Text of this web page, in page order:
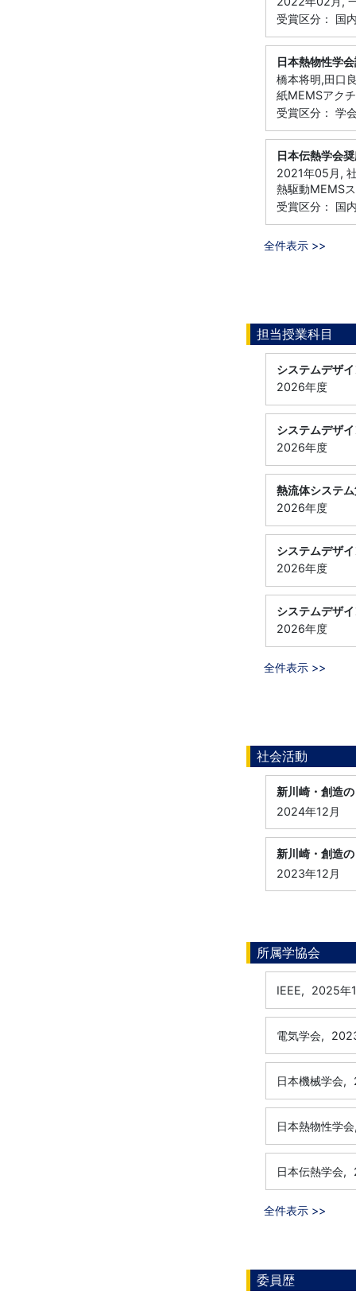
受賞区分： 国
日本熱物性学
橋本将明,田口
紙MEMSアク
受賞区分： 学
日本伝熱学会
2021年05月,
熱駆動MEMS
受賞区分： 国
全件表示 >>
担当授業科目
システムデザ
2026年度
システムデザ
2026年度
熱流体システ
2026年度
システムデザ
2026年度
システムデザ
2026年度
全件表示 >>
社会活動
新川崎・創造
2024年12月
新川崎・創造
2023年12月
所属学協会
IEEE, 2025年
電気学会,
日本機械学会,
日本熱物性学
日本伝熱学会,
全件表示 >>
委員歴